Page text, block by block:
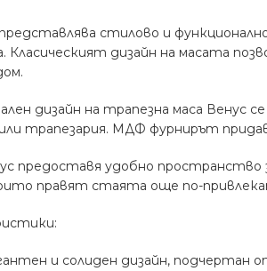
представлява стилово и
дизайн на масата
дизайн на трапезна маса Венус
трапезария. МДФ фурнирът
предоставя удобно
правят стаята още по-
и солиден дизайн, подчертан